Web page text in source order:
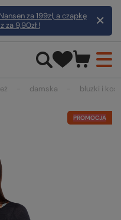
za 199zł, a czapkę
za 9,90zł !
damska bluzki i
PROMOCJA